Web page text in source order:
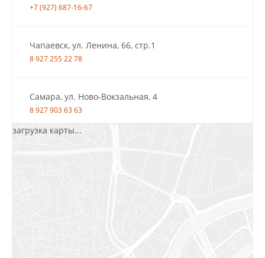
+7 (927) 687-16-67
Чапаевск, ул. Ленина, 66, стр.1
8 927 255 22 78
Самара, ул. Ново-Вокзальная, 4
8 927 903 63 63
загрузка карты...